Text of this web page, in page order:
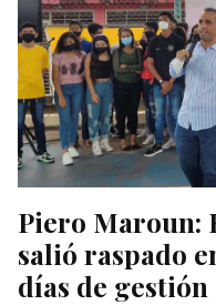
Piero Maroun:
salió raspado
días de gestión